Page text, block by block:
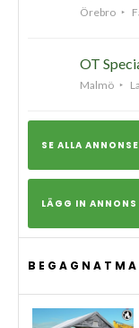
Örebro
OT
Malmö
SE ALLA
LÄGG IN ANNONS